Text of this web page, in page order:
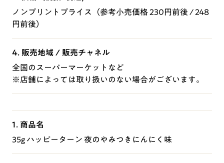
ノンプリントプライス（参考小売価格 230円前後 / 248
円前後）
4. 販売地域 / 販売チャネル
全国のスーパーマーケットなど
※店舗によっては取り扱いのない場合がございます。
1. 商品名
35g ハッピーターン 夜のやみつきにんにく味